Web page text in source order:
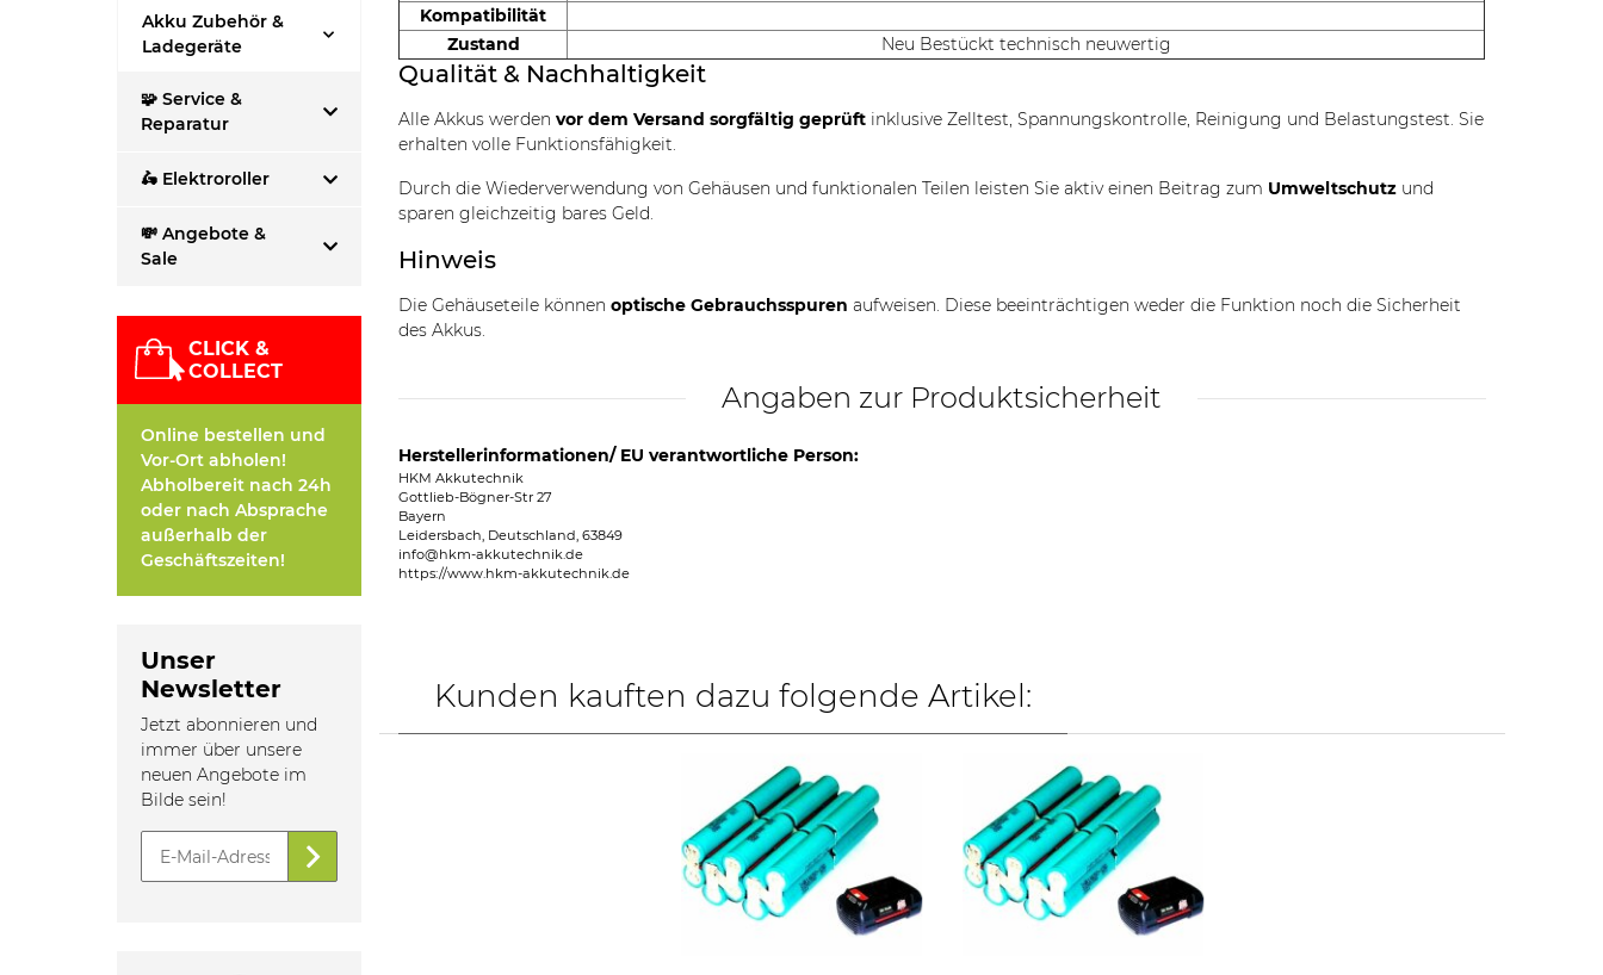
Kompatibilität
Zustand
Neu Bestückt technisch neuwertig
Qualität & Nachhaltigkeit
Alle Akkus werdenvor dem Versand sorgfältig geprüft inklusive Zelltest, Spannungskontrolle, Reinigung und Belastungstest. Sie
erhalten volle Funktionsfähigkeit.
Durch die Wiederverwendung von Gehäusen und funktionalen Teilen leisten Sie aktiv einen Beitrag zum Umweltschutz und
sparen gleichzeitig bares Geld.
Hinweis
Die Gehäuseteile könnenoptische Gebrauchsspuren aufweisen. Diese beeinträchtigen weder die Funktion noch die Sicherheit
des Akkus.
Angaben zur Produktsicherheit
Herstellerinformationen/ EU verantwortliche Person:
HKM Akkutechnik
Gottlieb-Bögner-Str 27
Bayern
Leidersbach, Deutschland, 63849
info@hkm-akkutechnik.de
https://www.hkm-akkutechnik.de
Kunden kauften dazu folgende Artikel:
Akku Zubehör &
Ladegeräte
🧩 Service &
Reparatur
🛵 Elektroroller
💸 Angebote &
Sale
CLICK &
COLLECT
Online bestellen und
Vor-Ort abholen!
Abholbereit nach 24h
oder nach Absprache
außerhalb der
Geschäftszeiten!
Unser
Newsletter
Jetzt abonnieren und
immer über unsere
neuen Angebote im
Bilde sein!